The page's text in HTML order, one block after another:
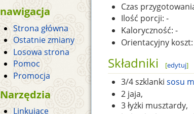
Czas
Ilość porcji: -
Kaloryczność: -
Orientacyjny koszt:
Składniki [edytuj]
3/4 szklanki sosu
2 jaja,
3 łyżki musztardy,
nawigacja
Strona główna
Ostatnie zmiany
Losowa strona
Pomoc
Promocja
Narzędzia
Linkujące